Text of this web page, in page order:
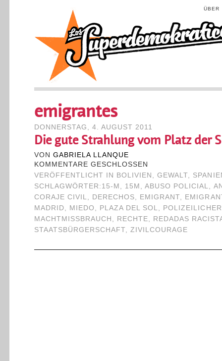
ÜBER
emigrantes
DONNERSTAG, 4. AUGUST 2011
Die gute Strahlung vom Platz der
VON GABRIELA LLANQUE
KOMMENTARE GESCHLOSSEN
VERÖFFENTLICHT IN
BOLIVIEN ,GEWALT,
SCHLAGWÖRTER: 15-M , 15M ,ABUSO POLICIAL,
CORAJE CIVIL, DERECHOS, EMIGRANT,
MADRID, MIEDO , PLAZA DEL SOL, POLIZEILICHER
MACHTMISSBRAUCH , RECHTE, REDADAS
STAATSBÜRGERSCHAFT, ZIVILCOURAGE